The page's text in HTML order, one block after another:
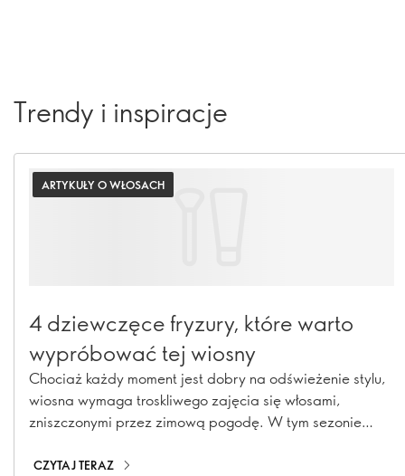
Trendy i inspiracje
ARTYKUŁY O WŁOSACH
4 dziewczęce fryzury, które warto
wypróbować tej wiosny
Chociaż każdy moment jest dobry na odświeżenie stylu,
wiosna wymaga troskliwego zajęcia się włosami,
zniszczonymi przez zimową pogodę. W tym sezonie
motylkowego boba po grzywkę Birkin z lat 70. - zobacz,
CZYTAJ TERAZ